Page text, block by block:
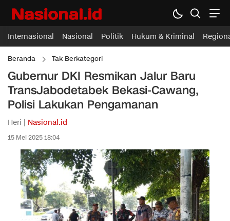
Internasional Nasional Politik Hukum & Kriminal
Beranda Tak Berkategori
Gubernur DKI Resmikan Jalur Baru
TransJabodetabek Bekasi-Cawang,
Polisi Lakukan Pengamanan
Heri | Nasional.id
15 Mei 2025 18:04